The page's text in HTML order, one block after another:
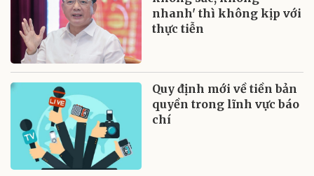
nhanh' thì không kịp với
thực tiễn
Quy định mới về tiền bản
quyền trong lĩnh vực báo
chí